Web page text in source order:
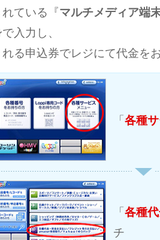
ている『マルチメディア端
入力し、
る申込券でレジにて代金を
「 各種
「 各種
チ